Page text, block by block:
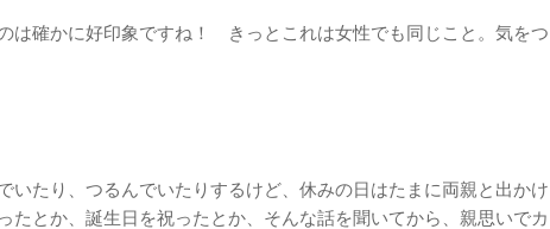
は確かに好印象ですね！ きっとこれは女性でも同じこと。気をつ
いたり、つるんでいたりするけど、休みの日はたまに両親と出かけ
たとか、誕生日を祝ったとか、そんな話を聞いてから、親思いでカ